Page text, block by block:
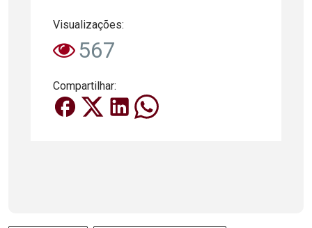
Visualizações:
567
Compartilhar: